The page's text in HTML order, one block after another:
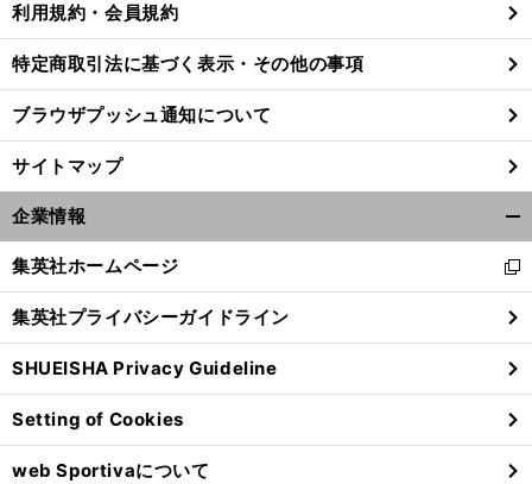
利用規約・会員規約
特定商取引法に基づく表示・その他の事項
ブラウザプッシュ通知について
サイトマップ
企業情報
閉
る
集英社ホームページ
新
し
い
ウ
ィ
ン
ド
ウ
で
集英社プライバシーガイドライン
SHUEISHA Privacy Guideline
Setting of Cookies
web Sportivaについて